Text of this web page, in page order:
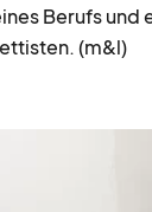
Berufs und
(m&l)